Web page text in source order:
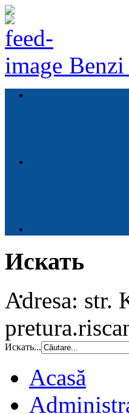
Benzi
Искать
Adresa: str.
Искать...
Acasă